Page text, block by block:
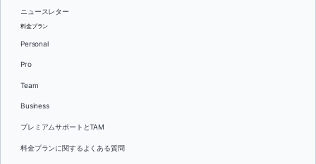
ニュースレター
料金プラン
Personal
Pro
Team
Business
プレミアムサポートとTAM
料金プランに関するよくある質問